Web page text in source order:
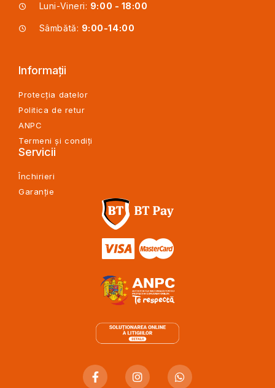
Luni-Vineri: 9:00 - 18:00
Sâmbătă: 9:00-14:00
Informații
Protecția datelor
Politica de retur
ANPC
Termeni și condiți
Servicii
Închirieri
Garanție